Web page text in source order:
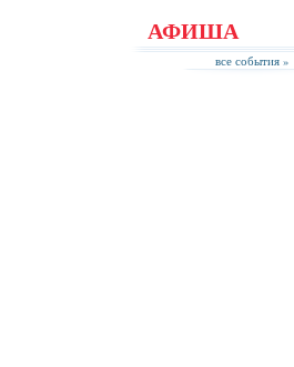
АФИША
все события »